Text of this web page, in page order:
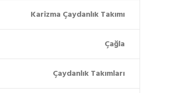
Karizma Çaydanlık Takımı
Çağla
Çaydanlık Takımları